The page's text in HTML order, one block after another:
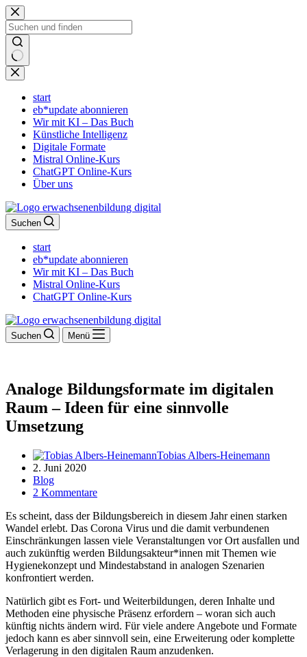
Zum
Inhalt
springen
Keine
Ergebnisse
start
eb*update abonnieren
Wir mit KI – Das Buch
Künstliche Intelligenz
Digitale Formate
Mistral Online-Kurs
ChatGPT Online-Kurs
Über uns
Suchen
start
eb*update abonnieren
Wir mit KI – Das Buch
Mistral Online-Kurs
ChatGPT Online-Kurs
Suchen Menü
Analoge Bildungsformate im digitalen
Raum – Ideen für eine sinnvolle
Umsetzung
Tobias Albers-Heinemann
2. Juni 2020
Blog
2 Kommentare
Es scheint, dass der Bildungsbereich in diesem Jahr einen starken
Wandel erlebt. Das Corona Virus und die damit verbundenen
Einschränkungen lassen viele Veranstaltungen vor Ort ausfallen und
auch zukünftig werden Bildungsakteur*innen mit Themen wie
Hygienekonzept und Mindestabstand in analogen Szenarien
konfrontiert werden.
Natürlich gibt es Fort- und Weiterbildungen, deren Inhalte und
Methoden eine physische Präsenz erfordern – woran sich auch
künftig nichts ändern wird. Für viele andere Angebote und Formate
jedoch kann es aber sinnvoll sein, eine Erweiterung oder komplette
Verlagerung in den digitalen Raum anzudenken.